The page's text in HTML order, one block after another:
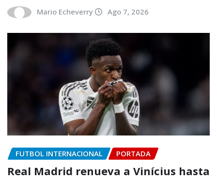
Mario Echeverry Ago 7, 2026
FUTBOL INTERNACIONAL PORTADA
Real Madrid renueva a Vinícius hasta